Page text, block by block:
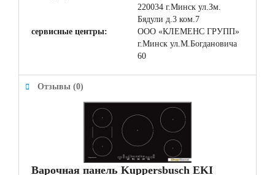
220034 г.Минск ул.Зм.
Бядули д.3 ком.7
сервисные центры:
ООО «КЛЕМЕНС ГРУПП»
г.Минск ул.М.Богдановича
60
Отзывы (0)
Варочная панель Kuppersbusch EKI